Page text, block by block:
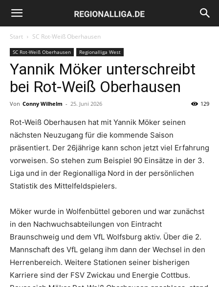
Regionalliga.de
Start SC Rot-Weiß Oberhausen
SC Rot-Weiß Oberhausen Regionalliga West
Yannik Möker unterschreibt
bei Rot-Weiß Oberhausen
Von Conny Wilhelm - 25. Juni 2026 129
Rot-Weiß Oberhausen hat mit Yannik Möker seinen
nächsten Neuzugang für die kommende Saison
präsentiert. Der 26jährige kann schon jetzt viel Erfahrung
vorweisen. So stehen zum Beispiel 90 Einsätze in der 3.
Liga und in der Regionalliga Nord in der persönlichen
Statistik des Mittelfeldspielers.
Möker wurde in Wolfenbüttel geboren und war zunächst
in den Nachwuchsabteilungen von Eintracht
Braunschweig und dem VfL Wolfsburg aktiv. Über die 2.
Mannschaft des VfL gelang ihm dann der Wechsel in den
Herrenbereich. Weitere Stationen seiner bisherigen
Karriere sind der FSV Zwickau und Energie Cottbus.